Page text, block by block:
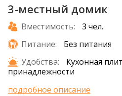
3-местный домик
Вместимость:
3 чел.
Питание:
Без питания
Удобства:
Кухонная
принадлежности
подробное описание